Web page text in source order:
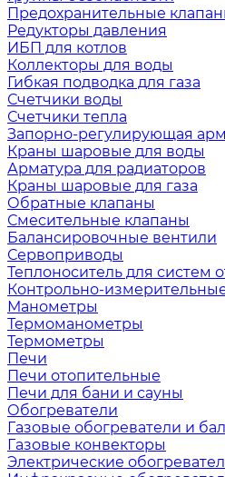
Предохранительные
Редукторы давления
ИБП для котлов
Коллекторы для воды
Гибкая подводка для газа
Счетчики воды
Счетчики тепла
Запорно-регулирующая
Краны шаровые для воды
Арматура для радиаторов
Краны шаровые для газа
Обратные клапаны
Смесительные клапаны
Балансировочные вентили
Сервоприводы
Теплоноситель для систем
Контрольно-
Манометры
Термоманометры
Термометры
Печи
Печи отопительные
Печи для бани и сауны
Обогреватели
Газовые обогреватели и
Газовые конвекторы
Электрические